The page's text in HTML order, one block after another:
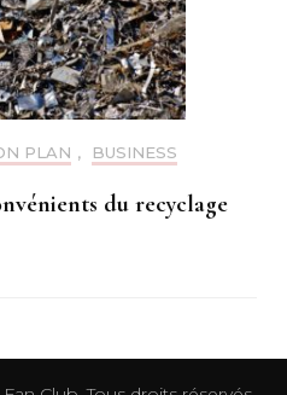
PLAN , BUSINESS
du recyclage